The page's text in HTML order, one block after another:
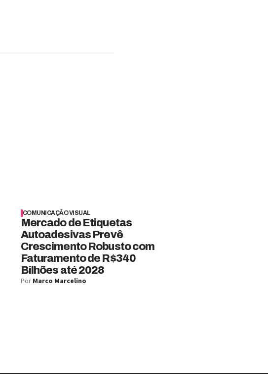
COMUNICAÇÃO VISUAL
Mercado de Etiquetas
Autoadesivas Prevê
Crescimento Robusto com
Faturamento de R$340
Bilhões até 2028
Por Marco Marcelino